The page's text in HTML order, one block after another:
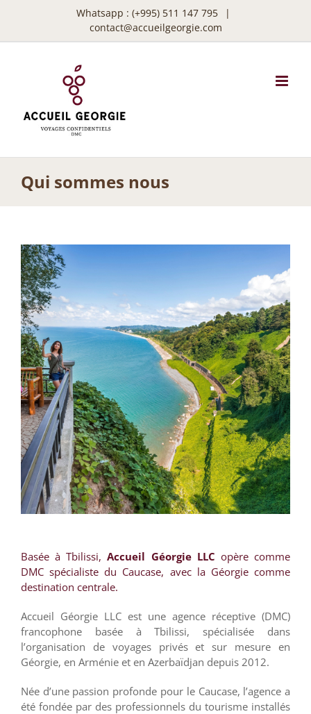
Whatsapp : (+995) 511 147 795
|
contact@accueilgeorgie.com
Qui sommes nous
Basée à Tbilissi,Accueil Géorgie LLC opère comme
DMC spécialiste du Caucase, avec la Géorgie comme
destination centrale.
Accueil Géorgie LLC est une agence réceptive (DMC)
francophone basée à Tbilissi, spécialisée dans
l’organisation de voyages privés et sur mesure en
Géorgie, en Arménie et en Azerbaïdjan depuis 2012.
Née d’une passion profonde pour le Caucase, l’agence a
été fondée par des professionnels du tourisme installés